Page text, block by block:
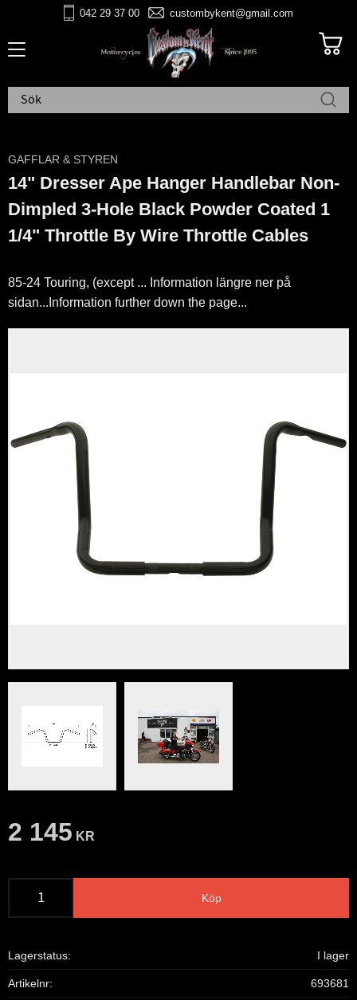
042 29 37 00 custombykent@gmail.com
GAFFLAR & STYREN
14" Dresser Ape Hanger Handlebar Non-
Dimpled 3-Hole Black Powder Coated 1
1/4" Throttle By Wire Throttle Cables
85-24 Touring, (except ... Information längre ner på
sidan...Information further down the page...
2 145 KR
Köp
Lagerstatus I lager
Artikelnr 693681